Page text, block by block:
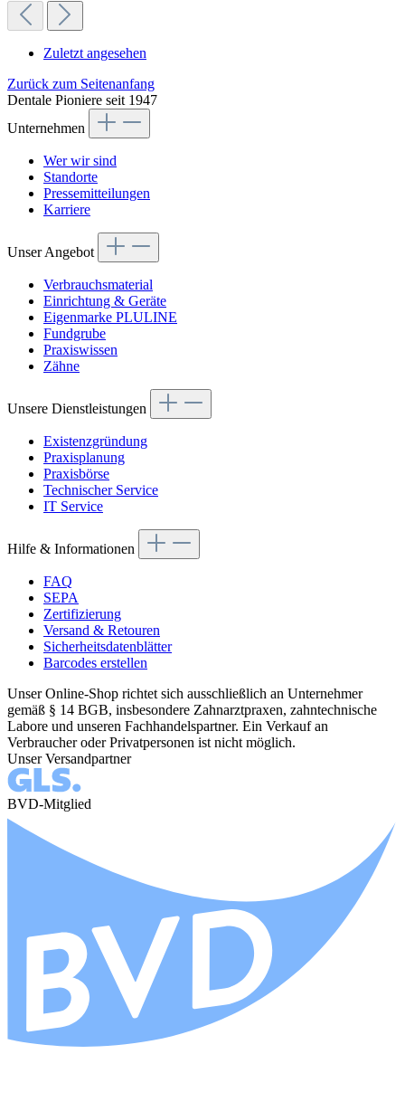
Zuletzt angesehen
Zurück zum Seitenanfang
Dentale Pioniere seit 1947
Unternehmen
Wer wir sind
Standorte
Pressemitteilungen
Karriere
Unser Angebot
Verbrauchsmaterial
Einrichtung & Geräte
Eigenmarke PLULINE
Fundgrube
Praxiswissen
Zähne
Unsere Dienstleistungen
Existenzgründung
Praxisplanung
Praxisbörse
Technischer Service
IT Service
Hilfe & Informationen
FAQ
SEPA
Zertifizierung
Versand & Retouren
Sicherheitsdatenblätter
Barcodes erstellen
Unser Online-Shop richtet sich ausschließlich an Unternehmer
gemäß § 14 BGB, insbesondere Zahnarztpraxen, zahntechnische
Labore und unseren Fachhandelspartner. Ein Verkauf an
Verbraucher oder Privatpersonen ist nicht möglich.
Unser Versandpartner
BVD-Mitglied